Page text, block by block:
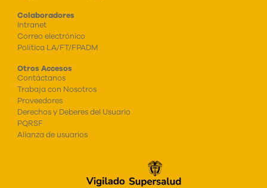
Colaboradores
Intranet
Correo electrónico
Política LA/FT/FPADM
Otros Accesos
Contáctanos
Trabaja con Nosotros
Proveedores
Derechos y Deberes del Usuario
PQRSF
Alianza de usuarios